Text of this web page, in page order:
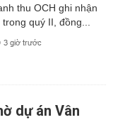
thu OCH ghi nhận
quý II, đồng...
3 giờ trước
dự án Vân